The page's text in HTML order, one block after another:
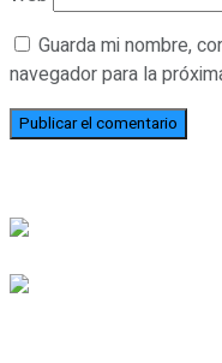
Guarda mi nombre,
navegador para la